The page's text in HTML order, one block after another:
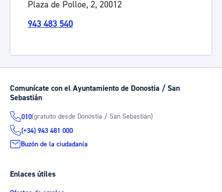
Plaza de Polloe, 2, 20012
943 483 540
Comunícate con el Ayuntamiento de Donostia / San
Sebastián
010(gratuito desde Donostia / San Sebastián)
(+34) 943 481 000
Buzón de la ciudadanía
Enlaces útiles